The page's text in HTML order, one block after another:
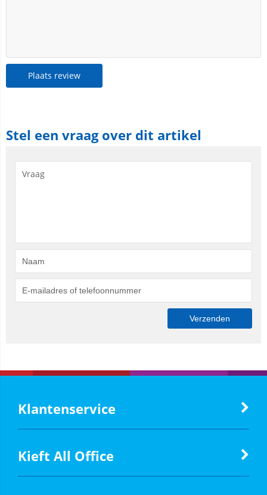
Plaats review
Stel een vraag over dit artikel
Klantenservice
Kieft All Office